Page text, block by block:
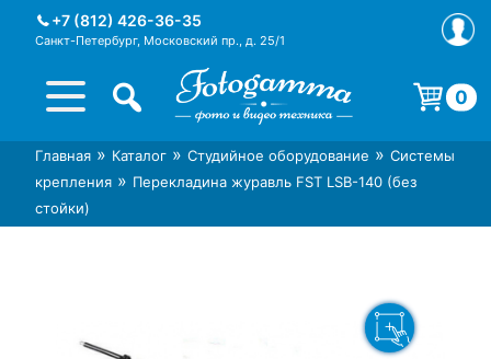
+7 (812) 426-36-35
Санкт-Петербург, Московский пр., д. 25/1
Интернет-магазин фототехники
Foto-Gamma в СПб
Магазин фотоаксессуаров foto-
gamma.ru
0
Корзина пуста.
Главная » Каталог » Студийное оборудование » Системы
крепления » Перекладина журавль FST LSB-140 (без
стойки)